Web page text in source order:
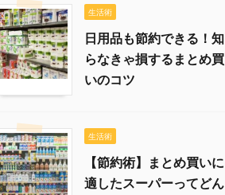
生活術
日用品も節約できる！知
らなきゃ損するまとめ買
いのコツ
生活術
【節約術】まとめ買いに
適したスーパーってどん